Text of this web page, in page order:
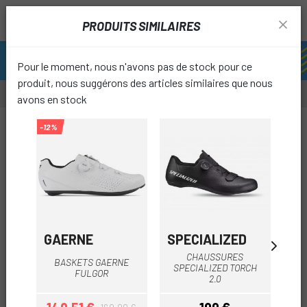
PRODUITS SIMILAIRES
Pour le moment, nous n'avons pas de stock pour ce
produit, nous suggérons des articles similaires que nous
avons en stock
-12%
GAERNE
BASKETS GAERNE
FULGOR
SPECIALIZED
CHAUSSURES
SPECIALIZED TORCH
2.0